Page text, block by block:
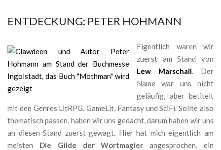
ENTDECKUNG: PETER HOHMANN
Eigentlich waren wir
zuerst am Stand von
Lew Marschall . Der
Name war uns nicht
geläufig, aber betitelt
mit den Genres LitRPG, GameLit, Fantasy und SciFi. Sollte also
thematisch passen, haben wir uns gedacht, darum haben wir uns
an diesen Stand zuerst gewagt. Hier hat mich eigentlich am
meisten Die Gilde der Wortmagier angesprochen, ein